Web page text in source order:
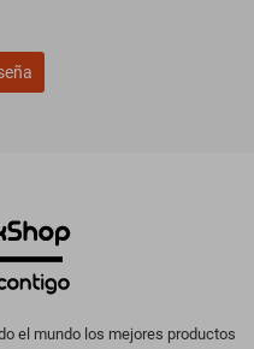
el mundo los mejores productos